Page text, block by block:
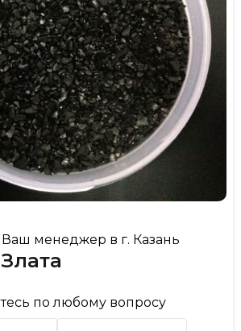
Ваш менеджер в г. Казань
Злата
по любому вопросу